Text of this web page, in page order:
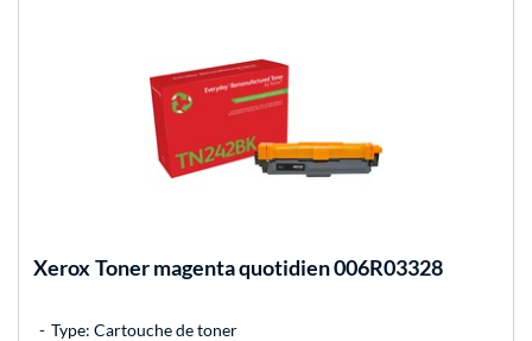
XeroxToner magenta quotidien 006R03328
Type: Cartouche de toner